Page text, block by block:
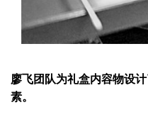
廖飞团队为礼盒内容物设
素。